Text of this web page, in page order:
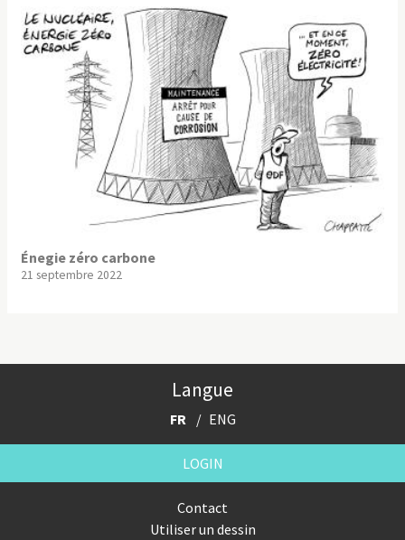
Énegie zéro carbone
21 septembre 2022
Langue
FR ENG
LOGIN
Contact
Utiliser un dessin